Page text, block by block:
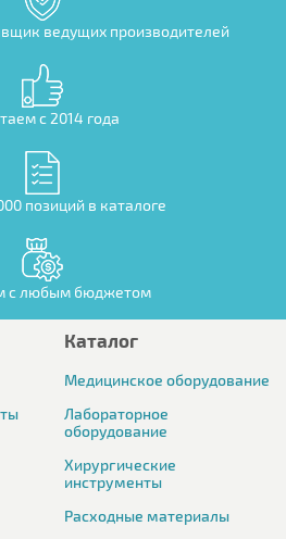
ведущих производителей
с 2014 года
позиций в каталоге
с любым бюджетом
Каталог
Медицинское оборудование
Лабораторное
оборудование
Хирургические
инструменты
Расходные материалы